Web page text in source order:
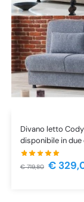
Divano letto
disponibile in
€719,80 €